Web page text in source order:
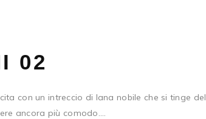
02
con un intreccio di lana nobile che si tinge
ancora più comodo....